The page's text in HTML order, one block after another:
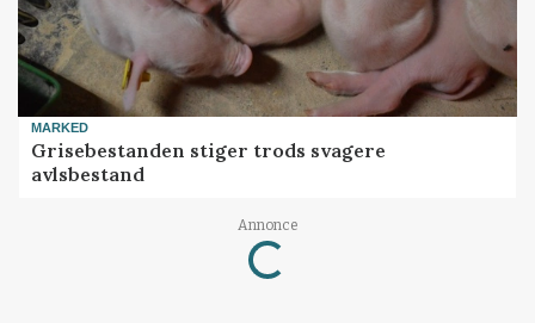
MARKED
Grisebestanden stiger trods svagere
avlsbestand
Annonce
Loading...